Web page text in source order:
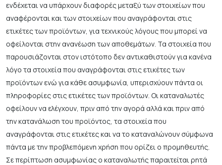
ενδέχεται να υπάρχουν διαφορές μεταξύ των στοιχείων που
αναφέρονται και των στοιχείων που αναγράφονται στις
ετικέτες των προϊόντων, για τεχνικούς λόγους που μπορεί να
οφείλονται στην ανανέωση των αποθεμάτων. Τα στοιχεία που
παρουσιάζονται στον ιστότοπο δεν αντικαθιστούν για κανένα
λόγο τα στοιχεία που αναγράφονται στις ετικέτες των
προϊόντων ενώ για κάθε ασυμφωνία, υπερισχύουν πάντα οι
πληροφορίες στις ετικέτες των προϊόντων. Οι καταναλωτές
οφείλουν να ελέγχουν, πριν από την αγορά αλλά και πριν από
την κατανάλωση του προϊόντος, τα στοιχεία που
αναγράφονται στις ετικέτες και να το καταναλώνουν σύμφωνα
πάντα με την προβλεπόμενη χρήση που ορίζει ο προμηθευτής.
Σε περίπτωση ασυμφωνίας ο καταναλωτής παραιτείται ρητά